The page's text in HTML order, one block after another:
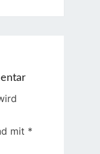
mit *